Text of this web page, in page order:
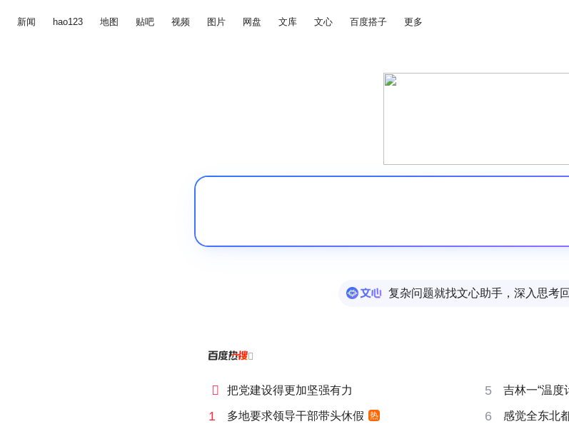
新闻 hao123 地图 贴吧 视频 图片 网盘 文库 文心 百度搭子 更多
复杂问题就找文心助手，深入思考

 把党建设得更加坚强有力 5 吉林一“温度
1 多地要求领导干部带头休假 热 6 感觉全东北